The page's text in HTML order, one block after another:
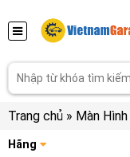
Trang chủ » Màn
Hãng